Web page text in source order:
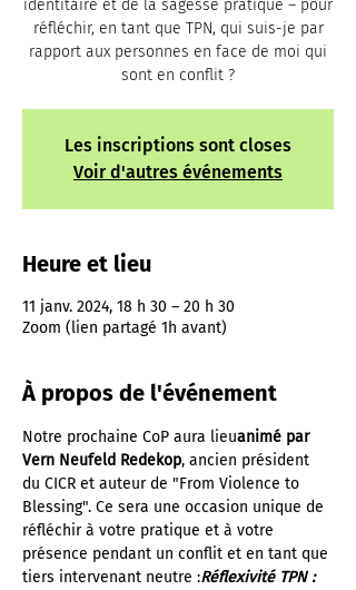
identitaire et de la sagesse pratique – pour
réfléchir, en tant que TPN, qui suis-je par
rapport aux personnes en face de moi qui
sont en conflit ?
Les inscriptions sont closes
Voir d'autres événements
Heure et lieu
11 janv. 2024, 18 h 30 – 20 h 30
Zoom (lien partagé 1h avant)
À propos de l'événement
Notre prochaine CoP aura lieuanimé par
Vern Neufeld Redekop, ancien président
du CICR et auteur de "From Violence to
Blessing". Ce sera une occasion unique de
réfléchir à votre pratique et à votre
présence pendant un conflit et en tant que
tiers intervenant neutre :Réflexivité TPN :